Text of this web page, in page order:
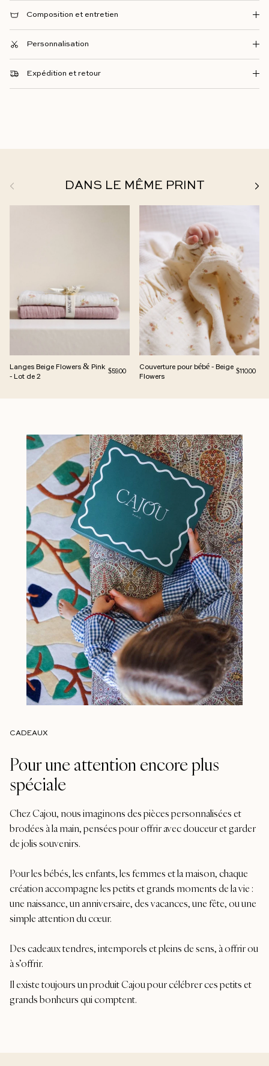
Composition et entretien
Personnalisation
Expédition et retour
Précédent DANS LE MÊME PRINT
Langes Beige Flowers & Pink
- Lot de 2
Prix régulier
$59.00
Couverture pour bébé - Beige
Flowers
Prix
$110.00
CADEAUX
Pour une attention encore plus
spéciale
Chez Cajou, nous imaginons des pièces personnalisées et
brodées à la main, pensées pour offrir avec douceur et garder
de jolis souvenirs.
Pour les bébés, les enfants, les femmes et la maison, chaque
création accompagne les petits et grands moments de la vie :
une naissance, un anniversaire, des vacances, une fête, ou une
simple attention du cœur.
Des cadeaux tendres, intemporels et pleins de sens, à offrir ou
à s’offrir.
Il existe toujours un produit Cajou pour célébrer ces petits et
grands bonheurs qui comptent.